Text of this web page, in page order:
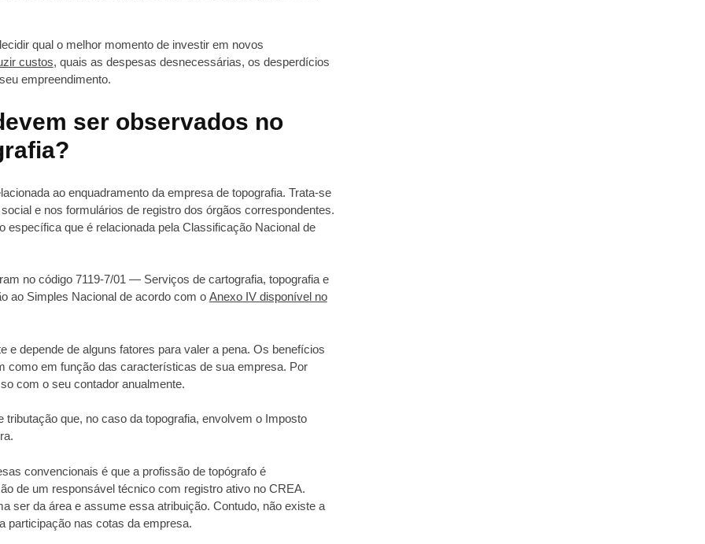
qual o melhor momento de investir em novos
custos, quais as despesas desnecessárias, os desperdícios
empreendimento.
ser observados no
ao enquadramento da empresa de topografia. Trata-se
e nos formulários de registro dos órgãos correspondentes.
específica que é relacionada pela Classificação Nacional de
no código 7119-7/01 — Serviços de cartografia, topografia e
ao Simples Nacional de acordo com o Anexo IV disponível no
e depende de alguns fatores para valer a pena. Os benefícios
como em função das características de sua empresa. Por
com o seu contador anualmente.
que, no caso da topografia, envolvem o Imposto
convencionais é que a profissão de topógrafo é
de um responsável técnico com registro ativo no CREA.
ser da área e assume essa atribuição. Contudo, não existe a
participação nas cotas da empresa.